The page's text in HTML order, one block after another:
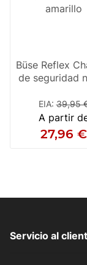
Büse Reflex
de seguridad
EIA:39,95
A partir
27,96 €
Servicio al